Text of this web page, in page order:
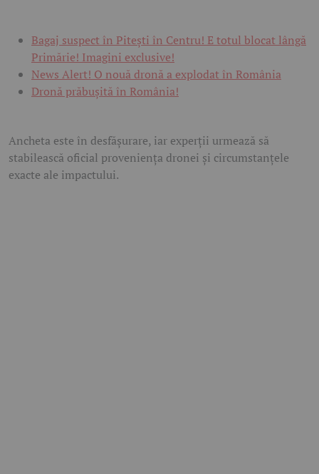
Bagaj suspect în Pitești în Centru! E totul blocat lângă
Primărie! Imagini exclusive!
News Alert! O nouă dronă a explodat în România
Dronă prăbușită în România!
Ancheta este în desfășurare, iar experții urmează să
stabilească oficial proveniența dronei și circumstanțele
exacte ale impactului.